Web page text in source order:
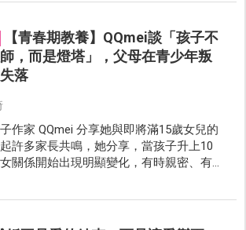
間，全部被「粉紅泡泡」取代了！
【青春期教養】QQmei談「孩子不
，而是燈塔」，父母在青少年叛
落
作家 QQmei 分享她與即將滿15歲女兒的
許多家長共鳴，她分享，當孩子升上10
關係開始出現明顯變化，有時親密、有